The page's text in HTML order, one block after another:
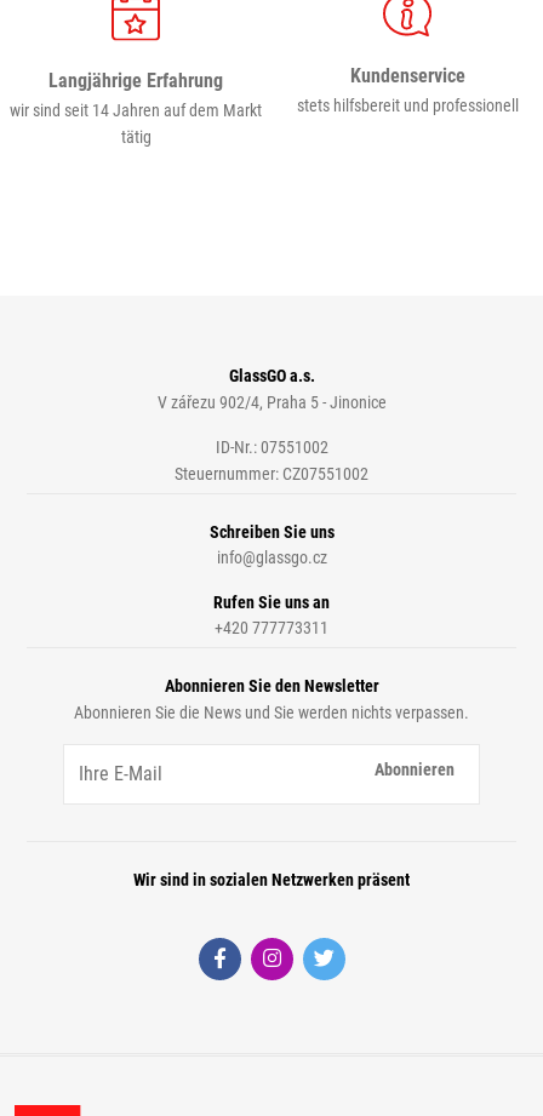
Langjährige Erfahrung
wir sind seit 14 Jahren auf dem Markt
tätig
Kundenservice
stets hilfsbereit und professionell
GlassGO a.s.
V zářezu 902/4, Praha 5 - Jinonice
ID-Nr.: 07551002
Steuernummer: CZ07551002
Schreiben Sie uns
info@glassgo.cz
Rufen Sie uns an
+420 777773311
Abonnieren Sie den Newsletter
Abonnieren Sie die News und Sie werden nichts verpassen.
Abonnieren
Wir sind in sozialen Netzwerken präsent